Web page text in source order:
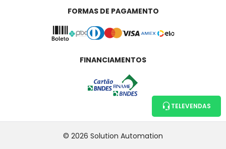
FORMAS DE PAGAMENTO
FINANCIAMENTOS
© 2026 Solution Automation
TELEVENDAS